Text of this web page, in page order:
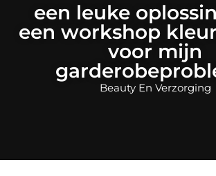
een leuke
een workshop
voor mijn
Beauty En Verzorging